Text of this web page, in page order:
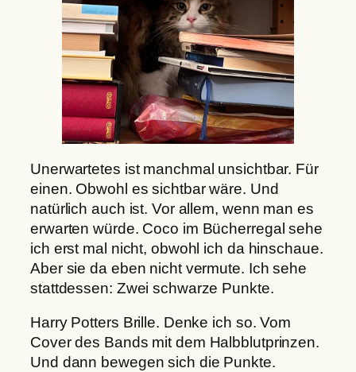
Unerwartetes ist manchmal unsichtbar. Für
einen. Obwohl es sichtbar wäre. Und
natürlich auch ist. Vor allem, wenn man es
erwarten würde. Coco im Bücherregal sehe
ich erst mal nicht, obwohl ich da hinschaue.
Aber sie da eben nicht vermute. Ich sehe
stattdessen: Zwei schwarze Punkte.
Harry Potters Brille. Denke ich so. Vom
Cover des Bands mit dem Halbblutprinzen.
Und dann bewegen sich die Punkte.